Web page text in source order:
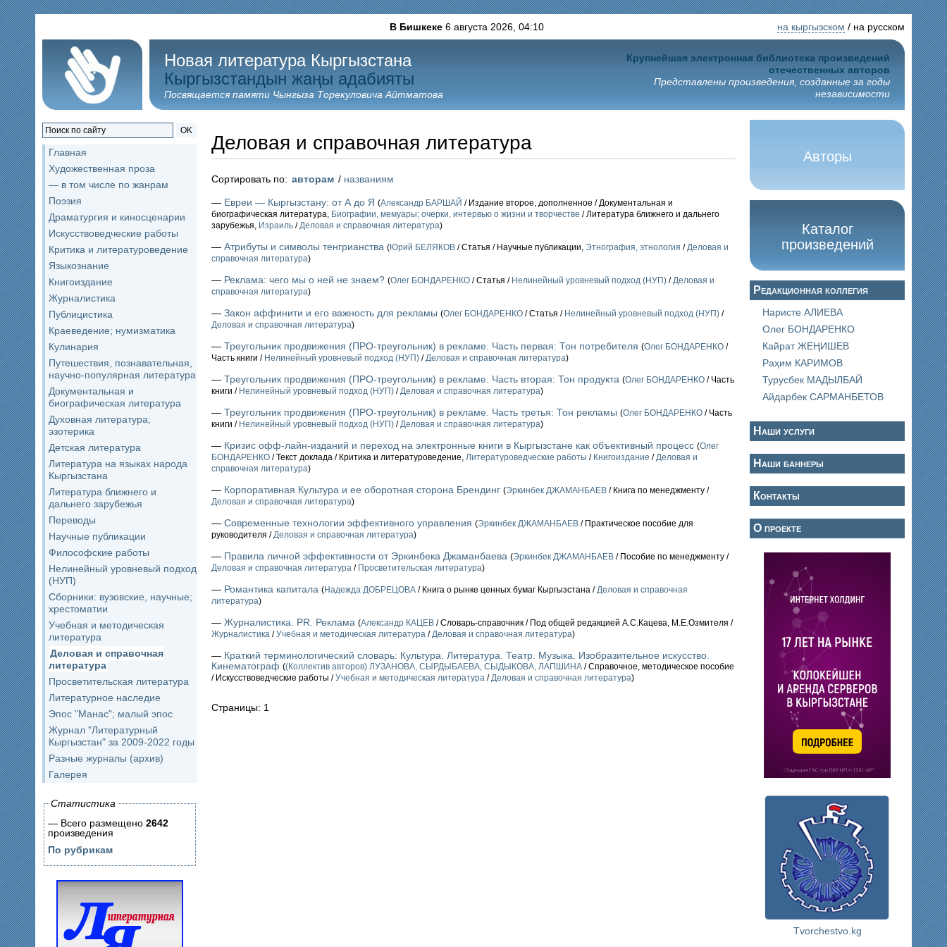
В Бишкеке6 августа 2026, 04:10 на кыргызском / на русском
Новая литература Кыргызстана
Кыргызстандын жаңы адабияты
Посвящается памяти Чынгыза Торекуловича Айтматова
Крупнейшая электронная библиотека произведений
отечественных авторов
Представлены произведения, созданные за годы
независимости
OK
Главная
Художественная проза
— в том числе по жанрам
Поэзия
Драматургия и киносценарии
Искусствоведческие работы
Критика и литературоведение
Языкознание
Книгоиздание
Журналистика
Публицистика
Краеведение; нумизматика
Кулинария
Путешествия, познавательная,
научно-популярная литература
Документальная и
биографическая литература
Духовная литература;
эзотерика
Детская литература
Литература на языках народа
Кыргызстана
Литература ближнего и
дальнего зарубежья
Переводы
Научные публикации
Философские работы
Нелинейный уровневый подход
(НУП)
Сборники: вузовские, научные;
хрестоматии
Учебная и методическая
литература
Деловая и справочная
литература
Просветительская литература
Литературное наследие
Эпос "Манас"; малый эпос
Журнал "Литературный
Кыргызстан" за 2009-2022 годы
Разные журналы (архив)
Галерея
Статистика
— Всего размещено 2642
произведения
По рубрикам
Деловая и справочная литература
Сортировать по: авторам / названиям
— Евреи — Кыргызстану: от А до Я (Александр БАРШАЙ / Издание второе, дополненное / Документальная и
биографическая литература, Биографии, мемуары; очерки, интервью о жизни и творчестве / Литература ближнего и дальнего
зарубежья, Израиль /Деловая и справочная литература)
— Атрибуты и символы тенгрианства (Юрий БЕЛЯКОВ / Статья / Научные публикации, Этнография, этнология /Деловая и
справочная литература)
— Реклама: чего мы о ней не знаем? (Олег БОНДАРЕНКО / Статья / Нелинейный уровневый подход (НУП) /Деловая и
справочная литература)
— Закон аффинити и его важность для рекламы (Олег БОНДАРЕНКО / Статья / Нелинейный уровневый подход (НУП) /
Деловая и справочная литература)
— Треугольник продвижения (ПРО-треугольник) в рекламе. Часть первая: Тон потребителя (Олег БОНДАРЕНКО /
Часть книги / Нелинейный уровневый подход (НУП) /Деловая и справочная литература)
— Треугольник продвижения (ПРО-треугольник) в рекламе. Часть вторая: Тон продукта (Олег БОНДАРЕНКО / Часть
книги / Нелинейный уровневый подход (НУП) /Деловая и справочная литература)
— Треугольник продвижения (ПРО-треугольник) в рекламе. Часть третья: Тон рекламы (Олег БОНДАРЕНКО / Часть
книги / Нелинейный уровневый подход (НУП) /Деловая и справочная литература)
— Кризис офф-лайн-изданий и переход на электронные книги в Кыргызстане как объективный процесс (Олег
БОНДАРЕНКО / Текст доклада / Критика и литературоведение, Литературоведческие работы / Книгоиздание /Деловая и
справочная литература)
— Корпоративная Культура и ее оборотная сторона Брендинг (Эркинбек ДЖАМАНБАЕВ / Книга по менеджменту /
Деловая и справочная литература)
— Современные технологии эффективного управления (Эркинбек ДЖАМАНБАЕВ / Практическое пособие для
руководителя /Деловая и справочная литература)
— Правила личной эффективности от Эркинбека Джаманбаева (Эркинбек ДЖАМАНБАЕВ / Пособие по менеджменту /
Деловая и справочная литература / Просветительская литература)
— Романтика капитала (Надежда ДОБРЕЦОВА / Книга о рынке ценных бумаг Кыргызстана /Деловая и справочная
литература)
— Журналистика. PR. Реклама (Александр КАЦЕВ / Словарь-справочник / Под общей редакцией А.С.Кацева, М.Е.Озмителя /
Журналистика /Учебная и методическая литература /Деловая и справочная литература)
— Краткий терминологический словарь: Культура. Литература. Театр. Музыка. Изобразительное искусство.
Кинематограф ((Коллектив авторов) ЛУЗАНОВА, СЫРДЫБАЕВА, СЫДЫКОВА, ЛАПШИНА / Справочное, методическое пособие
/ Искусствоведческие работы /Учебная и методическая литература /Деловая и справочная литература)
Страницы: 1
Авторы
Каталог
произведений
Редакционная коллегия
Наристе АЛИЕВА
Олег БОНДАРЕНКО
Кайрат ЖЕҢИШЕВ
Раҳим КАРИМОВ
Турусбек МАДЫЛБАЙ
Айдарбек САРМАНБЕТОВ
Наши услуги
Наши баннеры
Контакты
О проекте
Tvorchestvo.kg